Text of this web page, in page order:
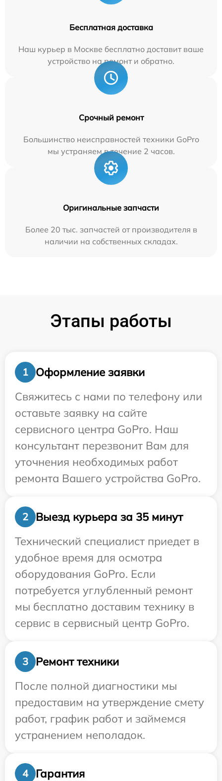
Бесплатная доставка
Наш курьер в Москве бесплатно доставит ваше
устройство на ремонт и обратно.
Срочный ремонт
Большинство неисправностей техники GoPro
мы устраняем в течение 2 часов.
Оригинальные запчасти
Более 20 тыс. запчастей от производителя в
наличии на собственных складах.
Этапы работы
1
Оформление заявки
Свяжитесь с нами по телефону или
оставьте заявку на сайте
сервисного центра GoPro. Наш
консультант перезвонит Вам для
уточнения необходимых работ
ремонта Вашего устройства GoPro.
2
Выезд курьера за 35 минут
Технический специалист приедет в
удобное время для осмотра
оборудования GoPro. Если
потребуется углубленный ремонт
мы бесплатно доставим технику в
сервис в сервисный центр GoPro.
3
Ремонт техники
После полной диагностики мы
предоставим на утверждение смету
работ, график работ и займемся
устранением неполадок.
4 Гарантия